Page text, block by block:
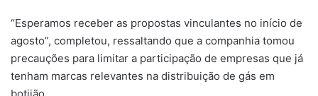
“Esperamos receber as propostas vinculantes no início de
agosto”, completou, ressaltando que a companhia tomou
precauções para limitar a participação de empresas que já
tenham marcas relevantes na distribuição de gás em